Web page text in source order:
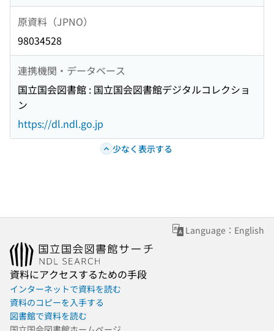
原資料（JPNO）
98034528
連携機関・データベース
国立国会図書館 : 国立国会図書館デジタルコレクショ
ン
https://dl.ndl.go.jp
少なく表示する
Language：English
資料にアクセスするための手段
インターネットで資料を読む
資料のコピーを入手する
図書館で資料を読む